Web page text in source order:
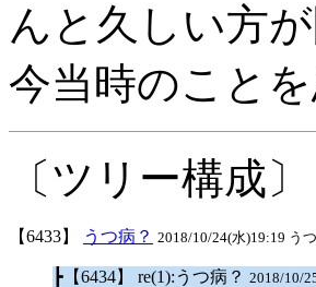
んと久しい方
今当時のこと
〔ツリー構成〕
【6433】 うつ病？ 2018/10/24(水)19:19 う
┣【6434】 re(1):うつ病？ 2018/10/